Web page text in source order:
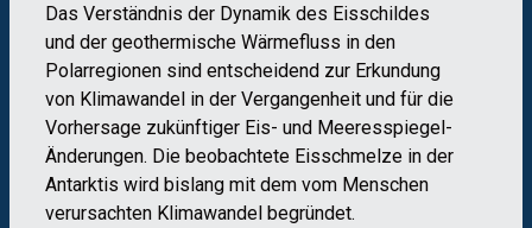
Das Verständnis der Dynamik des Eisschildes
und der geothermische Wärmefluss in den
Polarregionen sind entscheidend zur Erkundung
von Klimawandel in der Vergangenheit und für die
Vorhersage zukünftiger Eis- und Meeresspiegel-
Änderungen. Die beobachtete Eisschmelze in der
Antarktis wird bislang mit dem vom Menschen
verursachten Klimawandel begründet.